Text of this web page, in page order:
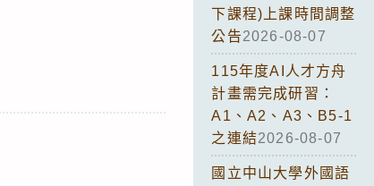
下課程)上課時間調整
公告2026-08-07
115年度AI人才方舟
計畫需完成研習：
A1、A2、A3、B5-1
之連結2026-08-07
國立中山大學外國語